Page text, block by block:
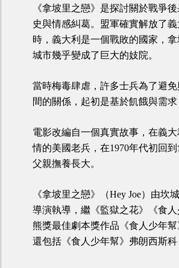
《拿坡里之戀》是探討關於戰爭
史與情感糾葛。盟軍確實解放了
時，義大利是一個戰敗的國家，
城市幾乎變成了巨大的妓院。
當時梅毒肆虐，許多士兵為了避
間的關係，起初是基於飢餓與需
電影改編自一個真實故事，在義
情的美國老兵，在1970年代初回
父親撫養長大。
《拿坡里之戀》（Hey Joe）由坎
導演執導，繼《監獄之花》《食
熊獎最佳劇本獎作品《食人少年
還包括《食人少年幫》弗朗西斯科